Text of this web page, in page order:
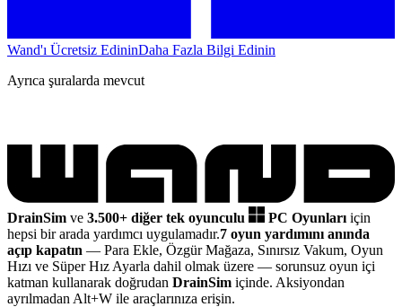
Wand'ı Ücretsiz EdininDaha Fazla Bilgi Edinin
Ayrıca şuralarda mevcut
DrainSim ve 3.500+ diğer tek oyunculu PC Oyunları için
hepsi bir arada yardımcı uygulamadır.7 oyun yardımını anında
açıp kapatın — Para Ekle, Özgür Mağaza, Sınırsız Vakum, Oyun
Hızı ve Süper Hız Ayarla dahil olmak üzere — sorunsuz oyun içi
katman kullanarak doğrudan DrainSim içinde. Aksiyondan
ayrılmadan Alt+W ile araçlarınıza erişin.